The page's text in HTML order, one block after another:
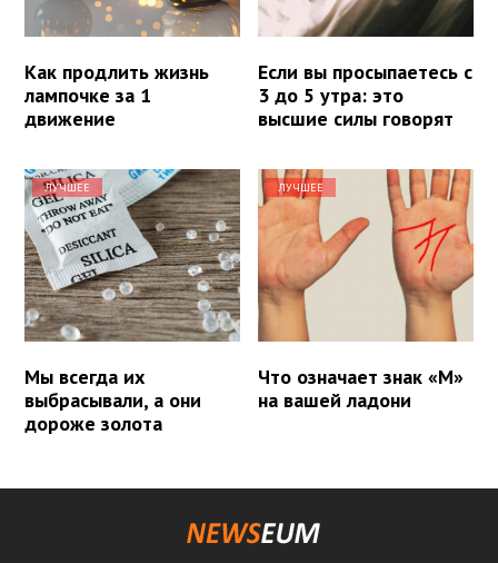
Как продлить жизнь
лампочке за 1
движение
Если вы просыпаетесь с
3 до 5 утра: это
высшие силы говорят
ЛУЧШЕЕ
Мы всегда их
выбрасывали, а они
дороже золота
ЛУЧШЕЕ
Что означает знак «М»
на вашей ладони